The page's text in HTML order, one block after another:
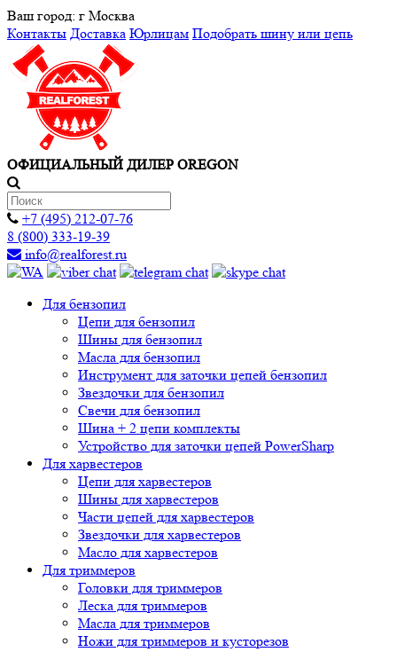
Ваш город: г Москва
Контакты Доставка Юрлицам Подобрать шину или цепь
ОФИЦИАЛЬНЫЙ ДИЛЕР OREGON
+7 (495) 212-07-76
8 (800) 333-19-39
info@realforest.ru
Для бензопил
Цепи для бензопил
Шины для бензопил
Масла для бензопил
Инструмент для заточки цепей бензопил
Звездочки для бензопил
Свечи для бензопил
Шина + 2 цепи комплекты
Устройство для заточки цепей PowerSharp
Для харвестеров
Цепи для харвестеров
Шины для харвестеров
Части цепей для харвестеров
Звездочки для харвестеров
Масло для харвестеров
Для триммеров
Головки для триммеров
Леска для триммеров
Масла для триммеров
Ножи для триммеров и кусторезов